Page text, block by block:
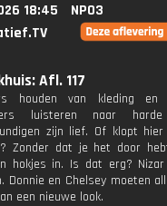
18:45
NPO3
Afl. 117
houden van kleding en
luisteren naar harde
zijn lief. Of klopt hier
Zonder dat je het door
hokjes in. Is dat erg?
Donnie en Chelsey moeten
een nieuwe look.